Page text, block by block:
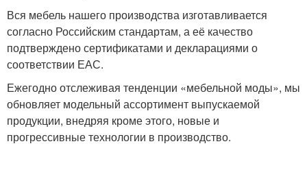
Вся мебель нашего производства изготавливается
согласно Российским стандартам, а её качество
подтверждено сертификатами и декларациями о
соответствии ЕАС.
Ежегодно отслеживая тенденции «мебельной моды», мы
обновляет модельный ассортимент выпускаемой
продукции, внедряя кроме этого, новые и
прогрессивные технологии в производство.